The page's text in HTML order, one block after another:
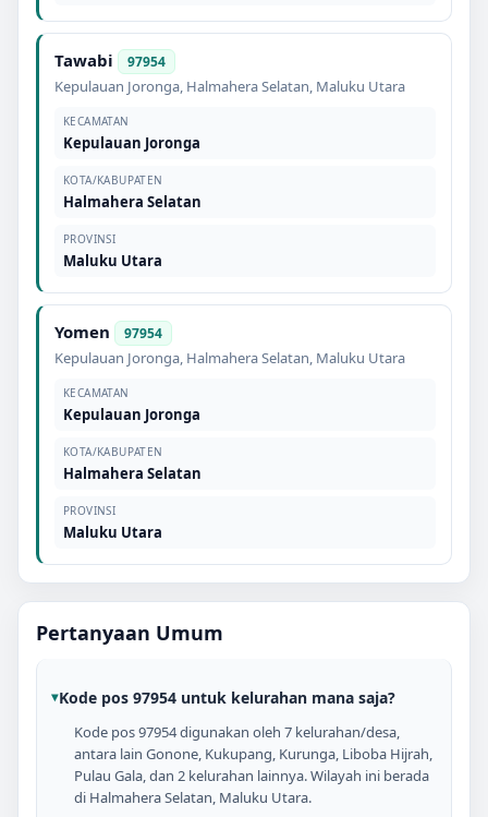
Tawabi 97954
Kepulauan Joronga, Halmahera Selatan, Maluku Utara
KECAMATAN
Kepulauan Joronga
KOTA/KABUPATEN
Halmahera Selatan
PROVINSI
Maluku Utara
Yomen 97954
Kepulauan Joronga, Halmahera Selatan, Maluku Utara
KECAMATAN
Kepulauan Joronga
KOTA/KABUPATEN
Halmahera Selatan
PROVINSI
Maluku Utara
Pertanyaan Umum
Kode pos 97954 untuk kelurahan mana saja?
Kode pos 97954 digunakan oleh 7 kelurahan/desa,
antara lain Gonone, Kukupang, Kurunga, Liboba Hijrah,
Pulau Gala, dan 2 kelurahan lainnya. Wilayah ini berada
di Halmahera Selatan, Maluku Utara.